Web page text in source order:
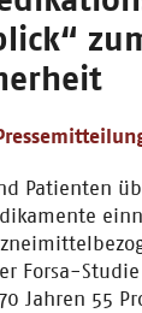
Patienten
Forsa-
Jahren 55